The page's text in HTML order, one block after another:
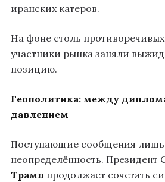
иранских катеров.
На фоне столь
участники рынка заняли
позицию.
Геополитика: между
давлением
Поступающие сообщения лишь
неопределённость. Президент
Трамп продолжает сочетать